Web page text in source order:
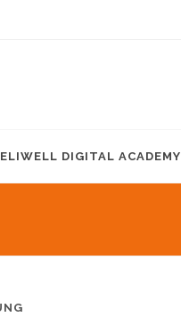
ELIWELL DIGITAL ACADEMY